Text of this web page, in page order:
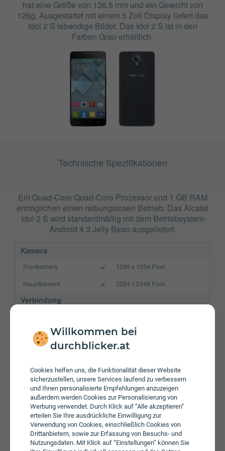
Willkommen bei
durchblicker.at
Cookies helfen uns, die Funktionalität dieser Website
sicherzustellen, unsere Services laufend zu verbessern
und Ihnen personalisierte Empfehlungen anzuzeigen
außerdem werden Cookies zur Personalisierung von
Werbung verwendet. Durch Klick auf “Alle akzeptieren”
erteilen Sie Ihre ausdrückliche Einwilligung zur
Verwendung von Cookies, einschließlich Cookies von
Drittanbietern, sowie zur Erfassung von Besuchs- und
Nutzungsdaten. Mit Klick auf “Einstellungen” können Sie
hat eine Größe von 136.5 mm und ein Gewicht von
126g. Ausgestattet mit einem 5 Zoll Display liefert das
Idol 2 S lebendige Bilder. Das Idol 2 S ist in den
Farben Grau erhältlich.
Technische Spezifikationen
Ein Quad-Core Quad-Core Prozessor und 1 GB RAM
ermöglichen einen reibungslosen Betrieb. Das Alcatel
Idol 2 S wird standardmäßig mit dem Betriebsystem
Android 4.3 Jelly Bean ausgeliefert.
Kamera
Frontkamera
1280 x 1024 Pixel
Hauptkamera
3264 x 2448 Pixel
Verbindung
NFC
Gerät
Akku
2150 mAh
Speicherkarte
max. 32 GB
Betriebssystem
Android 4.3 Jelly Bean
Prozessor
Quad-Core